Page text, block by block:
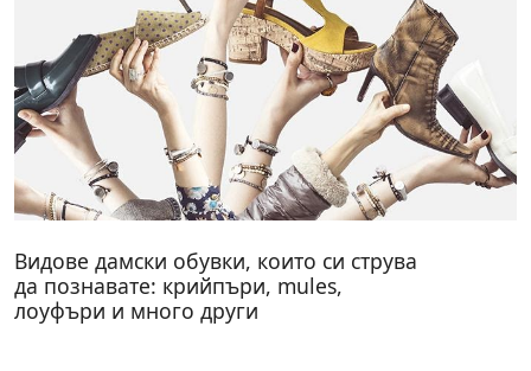
Видове дамски обувки, които си струва
да познавате: крийпъри, mules,
лоуфъри и много други